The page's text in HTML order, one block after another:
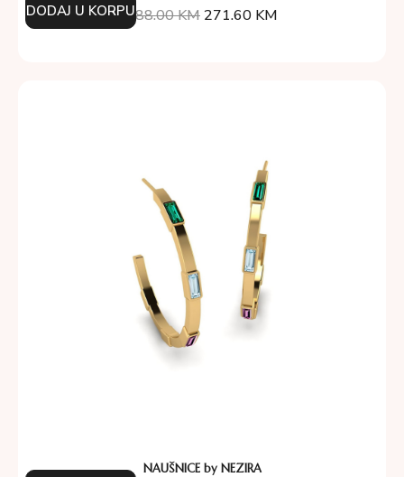
388.00KM 271.60 KM
DODAJ U KORPU
NAUŠNICE by NEZIRA